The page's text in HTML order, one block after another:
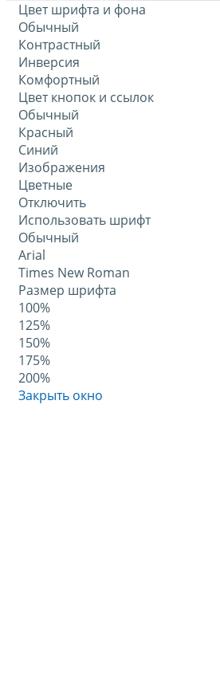
Цвет шрифта и фона
Обычный
Контрастный
Инверсия
Комфортный
Цвет кнопок и ссылок
Обычный
Красный
Синий
Изображения
Цветные
Отключить
Использовать шрифт
Обычный
Arial
Times New Roman
Размер шрифта
100%
125%
150%
175%
200%
Закрыть окно